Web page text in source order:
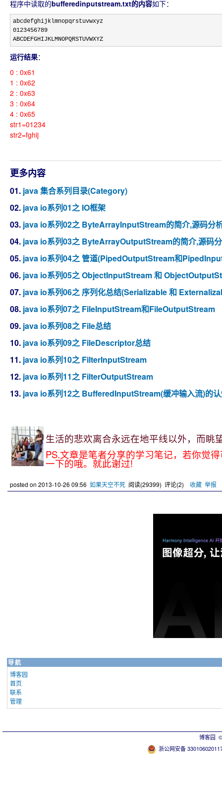
导航
博客园
首页
联系
管理
程序中读取的bufferedinputstream.txt的内容如下：
0123456789
ABCDEFGHIJKLMNOPQRSTUVWXYZ
运行结果：
0 : 0x61
1 : 0x62
2 : 0x63
3 : 0x64
4 : 0x65
str1=01234
str2=fghij
更多内容
01. java 集合系列目录(Category)
02. java io系列01之 IO框架
03. java io系列02之 ByteArrayInputStream的简介,源码分
04. java io系列03之 ByteArrayOutputStream的简介,源码
05. java io系列04之 管道(PipedOutputStream和
06. java io系列05之 ObjectInputStream 和
07. java io系列06之 序列化总结(Serializable 和
08. java io系列07之 FileInputStream和FileOutputStream
09. java io系列08之 File总结
10. java io系列09之 FileDescriptor总结
11. java io系列10之 FilterInputStream
12. java io系列11之 FilterOutputStream
13. java io系列12之 BufferedInputStream(缓冲输入流)的
生活的悲欢离合永远在地平线以外，而眺
PS.文章是笔者分享的学习笔记，若你觉
一下的哦。就此谢过!
posted on 2013-10-26 09:56 如果天空不死 阅读(29399) 评论(2) 收藏 举报
博客园©
浙公网安备